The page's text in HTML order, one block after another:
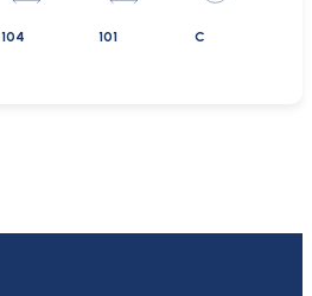
104 101 C